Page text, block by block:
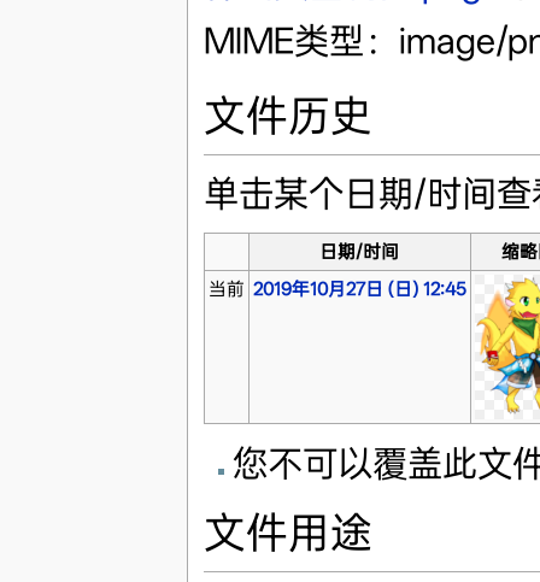
MIME类型：image/
文件历史
单击某个日期/时间
日期/时间
缩
当前 2019年10月27日 (日) 12:45
您不可以覆盖此文
文件用途